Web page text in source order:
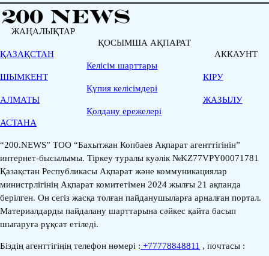
ЖАҢАЛЫҚТАР
ҚАЗАҚСТАН
ШЫМКЕНТ
АЛМАТЫ
АСТАНА
ҚОСЫМША АҚПАРАТ
Келісім шарттары
Қүпия келісімдері
Қолдану ережелері
АККАУНТ
КІРУ
ЖАЗЫЛУ
“200.NEWS” ТОО “Бахытжан Копбаев Ақпарат агенттігінін”
интернет-бысылымы. Тіркеу туралы куәлік №KZ77VPY00071781
Қазақстан Республикасы Ақпарат және коммуникациялар
министрлігінің Ақпарат комитетімен 2024 жылғы 21 ақпанда
берілген. Он сегіз жасқа толған пайданушыларға арналған портал.
Материалдарды пайдалану шарттарына сәйкес қайта басып
шығаруға рұқсат етіледі.
Біздің агенттігіңің телефон нөмері : +77778848811 , почтасы :